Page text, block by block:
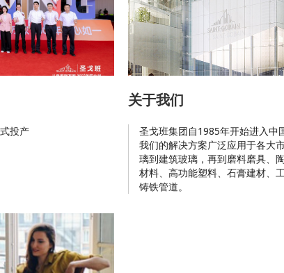
投产
关于我们
圣戈班集团自1985年开始进入中
我们的解决方案广泛应用于各大
璃到建筑玻璃，再到磨料磨具、
材料、高功能塑料、石膏建材、
铸铁管道。